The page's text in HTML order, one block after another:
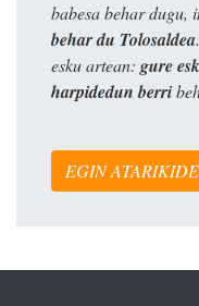
babesa behar dugu,
behar du Tolosaldea
esku artean: gure
harpidedun berri
EGIN